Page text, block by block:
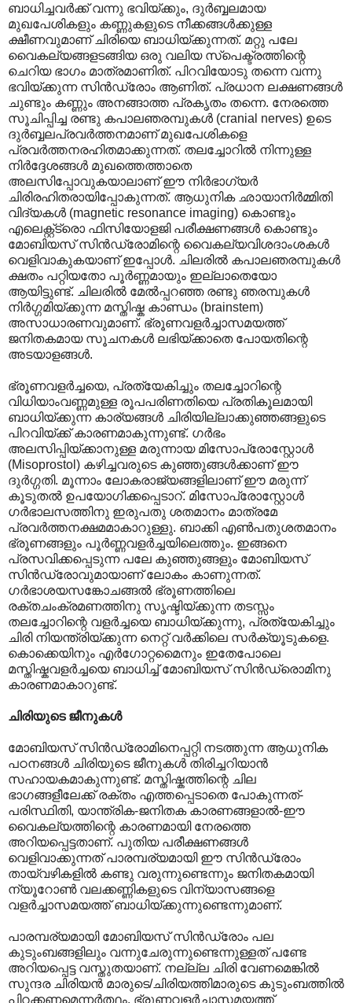
ബാധിച്ചവർക്ക് വന്നു ഭവിയ്ക്കും, ദുർബ്ബലമായ
മുഖപേശികളും കണ്ണുകളുടെ നീക്കങ്ങൾക്കുള്ള
ക്ഷീണവുമാണ് ചിരിയെ ബാധിയ്ക്കുന്നത്. മറ്റു പലേ
വൈകല്യങ്ങളടങ്ങിയ ഒരു വലിയ സ്പെക്ട്രത്തിന്റെ
ചെറിയ ഭാഗം മാത്രമാണിത്. പിറവിയോടു തന്നെ വന്നു
ഭവിയ്ക്കുന്ന സിൻഡ്രോം ആണിത്. പ്രധാന ലക്ഷണങ്ങൾ
ചുണ്ടും കണ്ണും അനങ്ങാത്ത പ്രകൃതം തന്നെ. നേരത്തെ
സൂചിപ്പിച്ച രണ്ടു കപാലഞരമ്പുകൾ (cranial nerves) ഉടെ
ദുർബ്ബലപ്രവർത്തനമാണ് മുഖപേശികളെ
പ്രവർത്തനരഹിതമാക്കുന്നത്. തലച്ചോറിൽ നിന്നുള്ള
നിർദ്ദേശങ്ങൾ മുഖത്തെത്താതെ
അലസിപ്പോവുകയാലാണ് ഈ നിർഭാഗ്യർ
ചിരിരഹിതരായിപ്പോകുന്നത്. ആധുനിക ഛായാനിർമ്മിതി
വിദ്യകൾ (magnetic resonance imaging) കൊണ്ടും
എലെക്റ്റ്ട്രൊ ഫിസിയോളജി പരീക്ഷണങ്ങൾ കൊണ്ടും
മോബിയസ് സിൻഡ്രോമിന്റെ വൈകല്യവിശദാംശകൾ
വെളിവാകുകയാണ് ഇപ്പോൾ. ചിലരിൽ കപാലഞരമ്പുകൾ
ക്ഷതം പറ്റിയതോ പൂർണ്ണമായും ഇല്ലാതെയോ
ആയിട്ടുണ്ട്. ചിലരിൽ മേൽ‌പ്പറഞ്ഞ രണ്ടു ഞരമ്പുകൾ
നിർഗ്ഗമിയ്ക്കുന്ന മസ്തിഷ്ക കാണ്ഡം (brainstem)
അസാധാരണവുമാണ്. ഭ്രൂണവളർച്ചാസമയത്ത്
ജനിതകമായ സൂചനകൾ ലഭിയ്ക്കാതെ പോയതിന്റെ
അടയാളങ്ങൾ.
ഭ്രൂണവളർച്ചയെ, പ്രത്യേകിച്ചും തലച്ചോറിന്റെ
വിധിയാംവണ്ണമുള്ള രൂപപരിണതിയെ പ്രതികൂലമായി
ബാധിയ്ക്കുന്ന കാര്യങ്ങൾ ചിരിയില്ലാക്കുഞ്ഞങ്ങളുടെ
പിറവിയ്ക്ക് കാരണമാകുന്നുണ്ട്. ഗർഭം
അലസിപ്പിയ്ക്കാനുള്ള മരുന്നായ മിസോപ്രോസ്റ്റോൾ
(Misoprostol) കഴിച്ചവരുടെ കുഞ്ഞുങ്ങൾക്കാണ് ഈ
ദുർഗ്ഗതി. മൂന്നാം ലോകരാജ്യങ്ങളിലാണ് ഈ മരുന്ന്
കൂടുതൽ ഉപയോഗിക്കപ്പെടാറ്. മിസോപ്രോസ്റ്റോൾ
ഗർഭാലസത്തിനു ഇരുപതു ശതമാനം മാത്രമേ
പ്രവർത്തനക്ഷമമാകാറുള്ളു. ബാക്കി എൺപതുശതമാനം
ഭ്രൂണങ്ങളും പൂർണ്ണവളർച്ചയിലെത്തും. ഇങ്ങനെ
പ്രസവിക്കപ്പെടുന്ന പലേ കുഞ്ഞുങ്ങളും മോബിയസ്
സിൻഡ്രോവുമായാണ് ലോകം കാണുന്നത്.
ഗർഭാശയസങ്കോചങ്ങൽ ഭ്രൂണത്തിലെ
രക്തചംക്രമണത്തിനു സൃഷ്ടിയ്ക്കുന്ന തടസ്സം
തലച്ചോറിന്റെ വളർച്ചയെ ബാധിയ്ക്കുന്നു, പ്രത്യേകിച്ചും
ചിരി നിയന്ത്രിയ്ക്കുന്ന നെറ്റ് വർക്കിലെ സർക്യൂടുകളെ.
കൊക്കെയിനും എർഗോറ്റമൈനും ഇതേപോലെ
മസ്തിഷ്കവളർച്ചയെ ബാധിച്ച് മോബിയസ് സിൻഡ്രൊമിനു
കാരണമാകാറുണ്ട്.
ചിരിയുടെ ജീനുകൾ
മോബിയസ് സിൻഡ്രോമിനെപ്പറ്റി നടത്തുന്ന ആധുനിക
പഠനങ്ങൾ ചിരിയുടെ ജീനുകൾ തിരിച്ചറിയാൻ
സഹായകമാകുന്നുണ്ട്. മസ്തിഷ്കത്തിന്റെ ചില
ഭാഗങ്ങളീലേക്ക് രക്തം എത്തപ്പെടാതെ പോകുന്നത്-
പരിസ്ഥിതി, യാന്ത്രിക-ജനിതക കാരണങ്ങളാൽ-ഈ
വൈകല്യത്തിന്റെ കാരണമായി നേരത്തെ
അറിയപ്പെട്ടതാണ്. പുതിയ പരീക്ഷണങ്ങൾ
വെളിവാക്കുന്നത് പാരമ്പര്യമായി ഈ സിൻഡ്രോം
തായ്‌വഴികളിൽ കണ്ടു വരുന്നുണ്ടെന്നും ജനിതകമായി
ന്യൂറോൺ വലക്കണ്ണികളുടെ വിന്യാസങ്ങളെ
വളർച്ചാസമയത്ത് ബാധിയ്ക്കുന്നുണ്ടെന്നുമാണ്.
പാരമ്പര്യമായി മോബിയസ് സിൻഡ്രോം പല
കുടുംബങ്ങളിലും വന്നുചേരുന്നുണ്ടെന്നുള്ളത് പണ്ടേ
അറിയപ്പെട്ട വസ്തുതയാണ്. നല്ല്ല ചിരി വേണമെങ്കിൽ
സുന്ദര ചിരിയൻ മാരുടെ/ചിരിയത്തിമാരുടെ കുടുംബത്തിൽ
പിറക്കണമെന്നർത്ഥം. ഭ്രൂണവളർച്ചാസമയത്ത്